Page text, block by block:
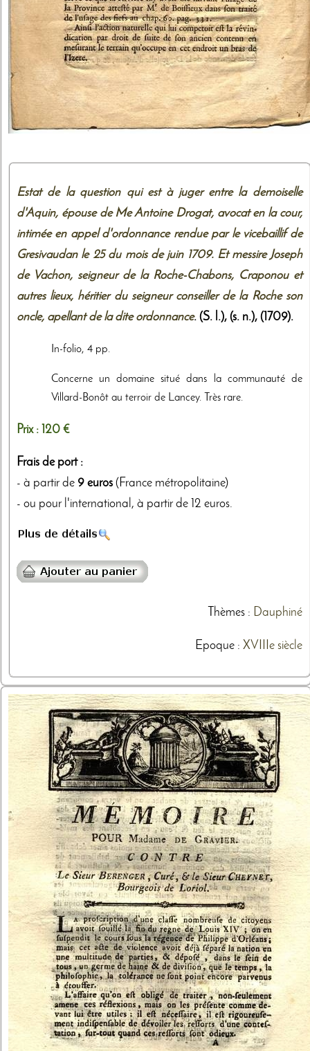
Estat de la question qui est à juger entre la demoiselle
d'Aquin, épouse de Me Antoine Drogat, avocat en la cour,
intimée en appel d'ordonnance rendue par le vicebaillif de
Gresivaudan le 25 du mois de juin 1709. Et messire Joseph
de Vachon, seigneur de la Roche-Chabons, Craponou et
autres lieux, héritier du seigneur conseiller de la Roche son
oncle, apellant de la dite ordonnance. (S. l.), (s. n.), (1709).
In-folio, 4 pp.
Concerne un domaine situé dans la communauté de
Villard-Bonôt au terroir de Lancey. Très rare.
Prix : 120 €
Frais de port :
- à partir de 9 euros (France métropolitaine)
- ou pour l'international, à partir de 12 euros.
Thèmes: Dauphiné
Epoque : XVIIIe siècle